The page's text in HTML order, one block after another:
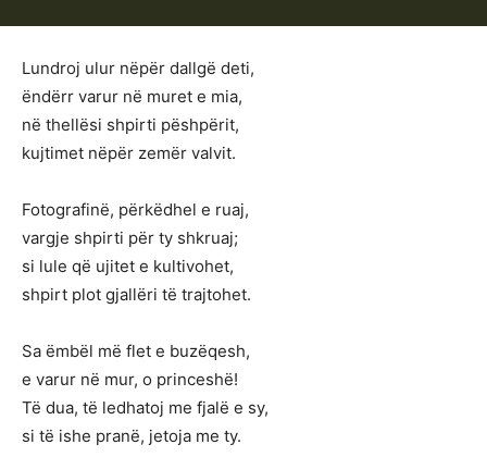
Lundroj ulur nëpër dallgë deti,
ëndërr varur në muret e mia,
në thellësi shpirti pëshpërit,
kujtimet nëpër zemër valvit.
Fotografinë, përkëdhel e ruaj,
vargje shpirti për ty shkruaj;
si lule që ujitet e kultivohet,
shpirt plot gjallëri të trajtohet.
Sa ëmbël më flet e buzëqesh,
e varur në mur, o princeshë!
Të dua, të ledhatoj me fjalë e sy,
si të ishe pranë, jetoja me ty.